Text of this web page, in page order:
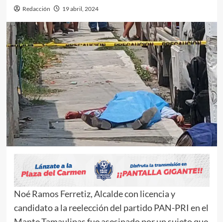
Redacción 19 abril, 2024
Noé Ramos Ferretiz, Alcalde con licencia y
candidato a la reelección del partido PAN-PRI en el